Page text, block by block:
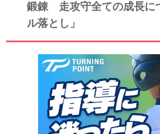
鍛錬 走攻守全ての成長に
ル落とし」